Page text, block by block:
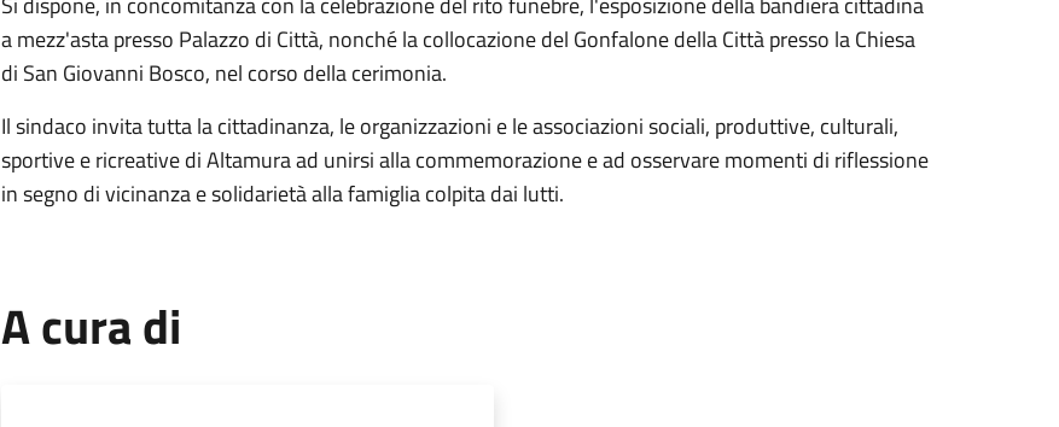
a mezz'asta presso Palazzo di Città, nonché la collocazione del Gonfalone della Città presso la Chiesa
di San Giovanni Bosco, nel corso della cerimonia.
Il sindaco invita tutta la cittadinanza, le organizzazioni e le associazioni sociali, produttive, culturali,
sportive e ricreative di Altamura ad unirsi alla commemorazione e ad osservare momenti di riflessione
in segno di vicinanza e solidarietà alla famiglia colpita dai lutti.
A cura di